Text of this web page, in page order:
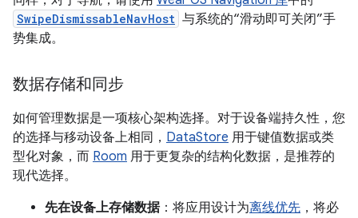
SwipeDismissableNavHost 与系统的“滑动即可关闭”手
势集成。
数据存储和同步
如何管理数据是一项核心架构选择。对于设备端持久性，您
的选择与移动设备上相同， DataStore 用于键值数据或类
型化对象，而 Room 用于更复杂的结构化数据，是推荐的
现代选择。
先在设备上存储数据：将应用设计为离线优先 ，将必